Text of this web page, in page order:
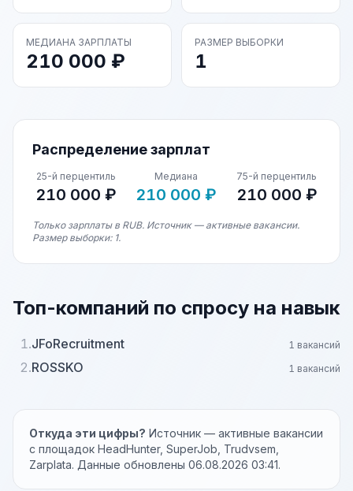
МЕДИАНА ЗАРПЛАТЫ
210 000 ₽
РАЗМЕР ВЫБОРКИ
1
Распределение зарплат
25-й перцентиль
210 000 ₽
Медиана
210 000 ₽
75-й перцентиль
210 000 ₽
Только зарплаты в RUB. Источник — активные вакансии.
Размер выборки: 1.
Топ-компаний по спросу на навык
1.JFoRecruitment 1 вакансий
2.ROSSKO 1 вакансий
Откуда эти цифры? Источник — активные вакансии
с площадок HeadHunter, SuperJob, Trudvsem,
Zarplata. Данные обновлены 06.08.2026 03:41.